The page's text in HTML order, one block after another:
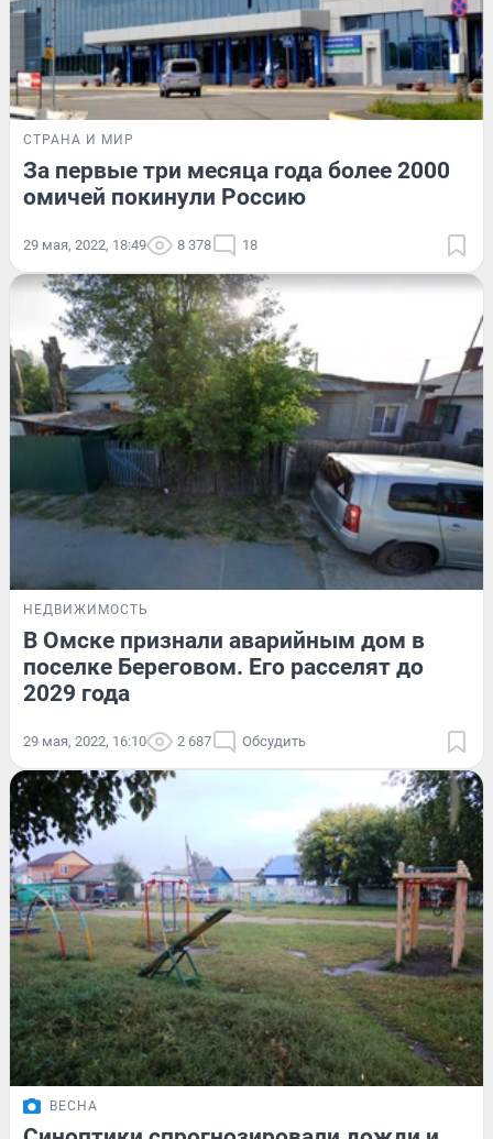
СТРАНА И МИР
За первые три месяца года более 2000
омичей покинули Россию
29 мая, 2022, 18:49 8 378 18
НЕДВИЖИМОСТЬ
В Омске признали аварийным дом в
поселке Береговом. Его расселят до
2029 года
29 мая, 2022, 16:10 2 687 Обсудить
ВЕСНА